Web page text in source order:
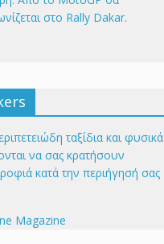
στο Rally Dakar.
ταξίδια και φυσικά
να σας κρατήσουν
κατά την περιήγησή σας
Magazine